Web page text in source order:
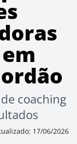
coaching
17/06/2026